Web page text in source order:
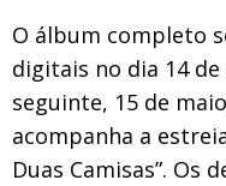
O álbum completo
digitais no dia 14
seguinte, 15 de
acompanha a
Duas Camisas”. Os